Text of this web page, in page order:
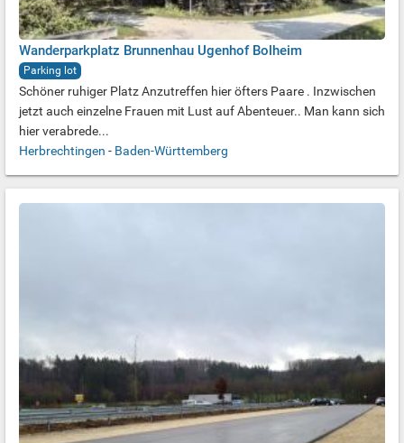
Wanderparkplatz Brunnenhau Ugenhof Bolheim
Parking lot
Schöner ruhiger Platz Anzutreffen hier öfters Paare . Inzwischen
jetzt auch einzelne Frauen mit Lust auf Abenteuer.. Man kann sich
hier verabrede...
Herbrechtingen - Baden-Württemberg